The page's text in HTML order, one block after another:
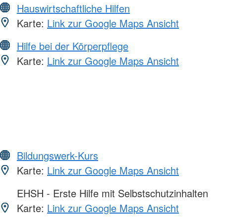
Hauswirtschaftliche Hilfen
Karte: Link zur Google Maps Ansicht
Hilfe bei der Körperpflege
Karte: Link zur Google Maps Ansicht
Bildungswerk-Kurs
Karte: Link zur Google Maps Ansicht
EHSH - Erste Hilfe mit Selbstschutzinhalten
Karte: Link zur Google Maps Ansicht